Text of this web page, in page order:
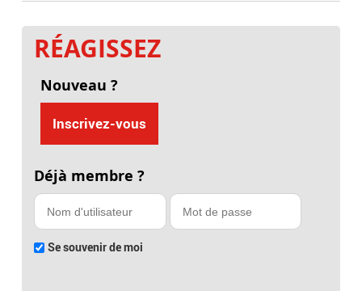
RÉAGISSEZ
Nouveau ?
Inscrivez-vous
Déjà membre ?
Se souvenir de moi